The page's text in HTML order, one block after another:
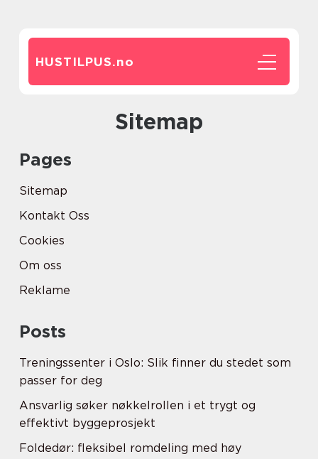
HUSTILPUS.no
Sitemap
Pages
Sitemap
Kontakt Oss
Cookies
Om oss
Reklame
Posts
Treningssenter i Oslo: Slik finner du stedet som
passer for deg
Ansvarlig søker nøkkelrollen i et trygt og
effektivt byggeprosjekt
Foldedør: fleksibel romdeling med høy